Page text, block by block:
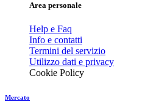
Area personale
Help e Faq
Info e contatti
Termini del servizio
Utilizzo dati e privacy
Cookie Policy
Mercato